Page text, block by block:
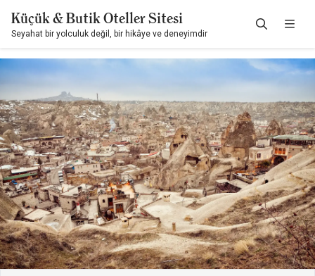
Küçük & Butik Oteller Sitesi
Seyahat bir yolculuk değil, bir hikâye ve deneyimdir